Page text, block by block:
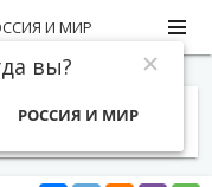
И МИР
вы?
РОССИЯ И МИР
ФОТО